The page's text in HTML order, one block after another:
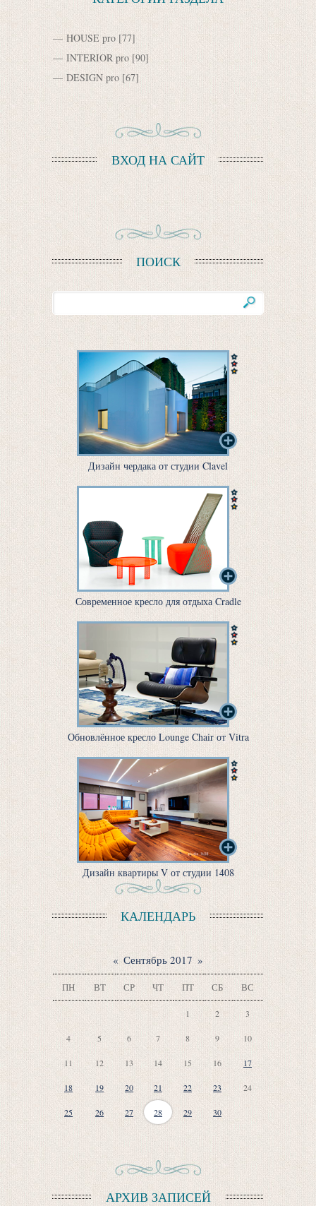
HOUSE pro [77]
INTERIOR pro [90]
DESIGN pro [67]
ВХОД НА САЙТ
ПОИСК
Дизайн чердака от студии Clavel
Современное кресло для отдыха Cradle
Обновлённое кресло Lounge Chair от Vitra
Дизайн квартиры V от студии 1408
КАЛЕНДАРЬ
« Сентябрь 2017 »
ПН ВТ СР ЧТ ПТ СБ ВС
1 2 3
4 5 6 7 8 9 10
11 12 13 14 15 16 17
18 19 20 21 22 23 24
25 26 27 28 29 30
АРХИВ ЗАПИСЕЙ